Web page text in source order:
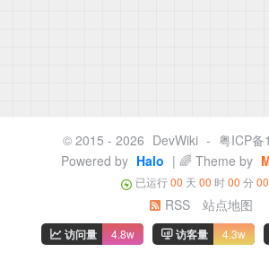
© 2015 - 2026 DevWiki - 粤ICP
Powered by Halo | 🌈 Theme by
已运行00 天 00 时00 分 00
RSS 站点地图
访问量 4.8w 访客量 4.3w